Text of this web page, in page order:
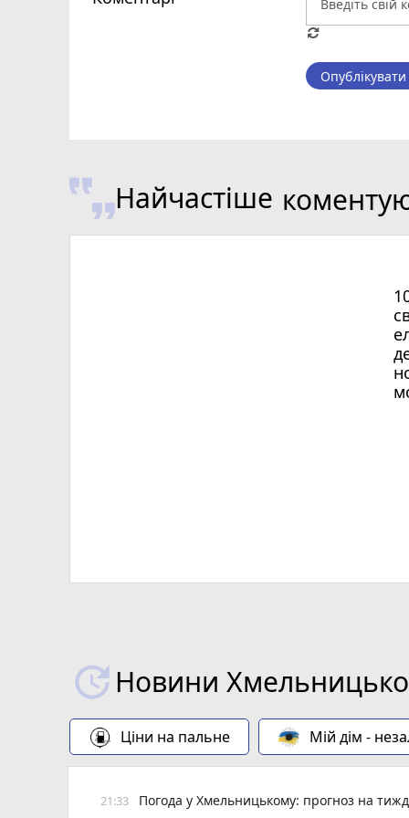
Найчастіше
Новини
Ціни на пальне Мій дім -
21:33
Погода у Хмельницькому: прогноз на